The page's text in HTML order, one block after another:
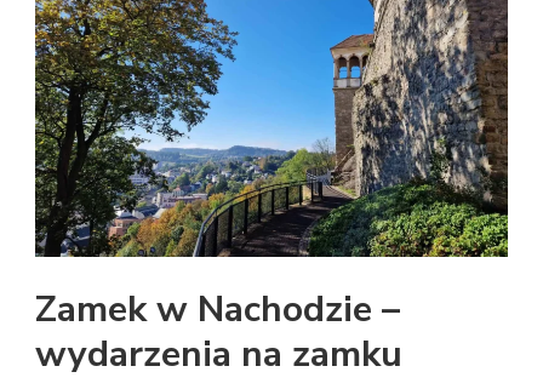
Zamek w Nachodzie –
wydarzenia na zamku